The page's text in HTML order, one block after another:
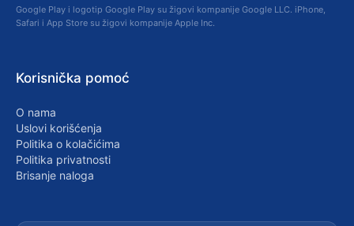
Google Play i logotip Google Play su žigovi kompanije Google LLC. iPhone,
Safari i App Store su žigovi kompanije Apple Inc.
Korisnička pomoć
O nama
Uslovi korišćenja
Politika o kolačićima
Politika privatnosti
Brisanje naloga